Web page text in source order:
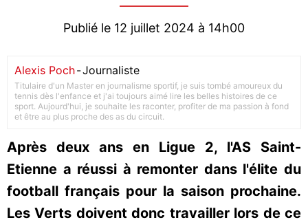
Publié le 12 juillet 2024 à 14h00
Alexis Poch-Journaliste
Titulaire d'un Master en journalisme sportif, je suis tombé amoureux du
tennis dès l'enfance et j'ai toujours aimé lire les belles histoires de ce
sport. Aujourd'hui, je souhaite les raconter, profiter de ma passion à fond
et être au plus proche des as du circuit.
Après deux ans en Ligue 2, l'AS Saint-
Etienne a réussi à remonter dans l'élite du
football français pour la saison prochaine.
Les Verts doivent donc travailler lors de ce